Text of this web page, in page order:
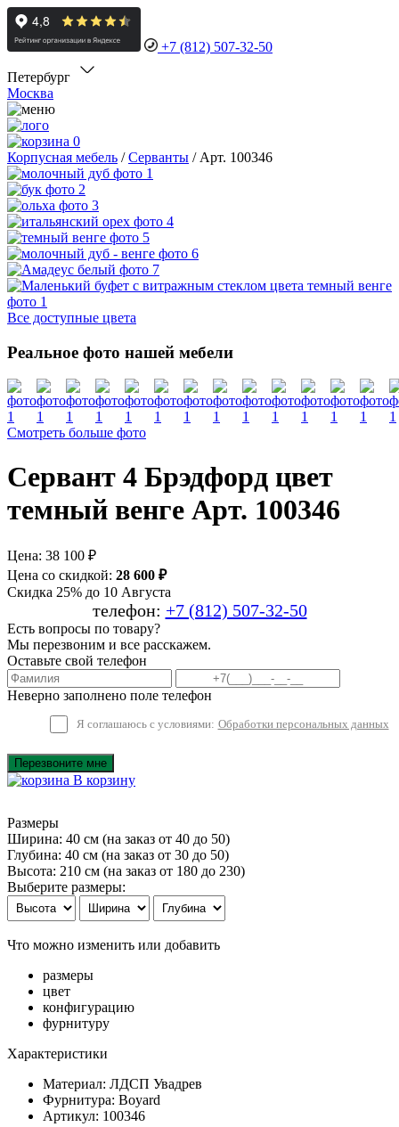
+7 (812) 507-32-50
Петербург
Москва
0
Корпусная мебель /Серванты / Арт. 100346
Все доступные цвета
Реальное фото нашей мебели
Смотреть больше фото
Сервант 4 Брэдфорд цвет
темный венге Арт. 100346
Цена: 38 100 ₽
Цена со скидкой: 28 600 ₽
Скидка 25% до 10 Августа
телефон: +7 (812) 507-32-50
Есть вопросы по товару?
Мы перезвоним и все расскажем.
Оставьте свой телефон
Неверно заполнено поле телефон
Я соглашаюсь с условиями: Обработки персональных данных
Перезвоните мне
В корзину
Размеры
Ширина: 40 см (на заказ от 40 до 50)
Глубина: 40 см (на заказ от 30 до 50)
Высота: 210 см (на заказ от 180 до 230)
Выберите размеры:
Что можно изменить или добавить
размеры
цвет
конфигурацию
фурнитуру
Характеристики
Материал: ЛДСП Увадрев
Фурнитура: Boyard
Артикул: 100346